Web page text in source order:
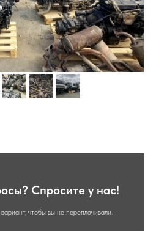
Спросите у нас!
чтобы вы не переплачивали.